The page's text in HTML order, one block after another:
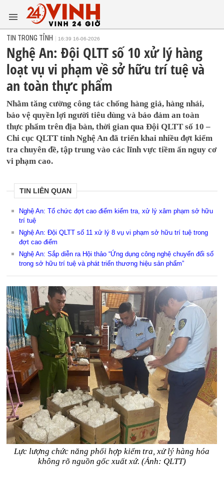
TIN TRONG TỈNH 16:39 16-06-2026
Nghệ An: Đội QLTT số 10 xử lý hàng
loạt vụ vi phạm về sở hữu trí tuệ và
an toàn thực phẩm
Nhằm tăng cường công tác chống hàng giả, hàng nhái,
bảo vệ quyền lợi người tiêu dùng và bảo đảm an toàn
thực phẩm trên địa bàn, thời gian qua Đội QLTT số 10 –
Chi cục QLTT tỉnh Nghệ An đã triển khai nhiều đợt kiểm
tra chuyên đề, tập trung vào các lĩnh vực tiềm ẩn nguy cơ
vi phạm cao.
TIN LIÊN QUAN
Nghệ An: Tổ chức đợt cao điểm kiểm tra, xử lý xâm phạm sở hữu
trí tuệ
Nghệ An: Đội QLTT số 11 xử lý 8 vụ vi phạm sở hữu trí tuệ trong
đợt cao điểm
Nghệ An: Sắp diễn ra Hội thảo “Ứng dụng công nghệ chuyển đổi số
trong sở hữu trí tuệ và phát triển thương hiệu sản phẩm”
Lực lượng chức năng phối hợp kiểm tra, xử lý hàng hóa
không rõ nguồn gốc xuất xứ. (Ảnh: QLTT)